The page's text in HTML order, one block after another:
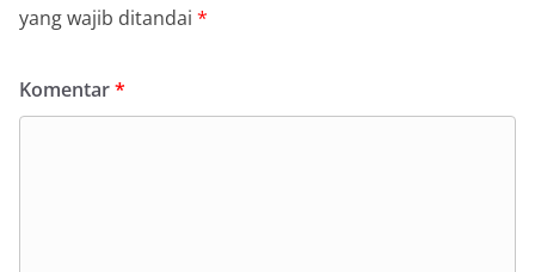
yang wajib ditandai *
Komentar*